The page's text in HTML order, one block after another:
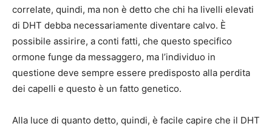
correlate, quindi, ma non è detto che chi ha livelli elevati
di DHT debba necessariamente diventare calvo. È
possibile assirire, a conti fatti, che questo specifico
ormone funge da messaggero, ma l’individuo in
questione deve sempre essere predisposto alla perdita
dei capelli e questo è un fatto genetico.
Alla luce di quanto detto, quindi, è facile capire che il DHT